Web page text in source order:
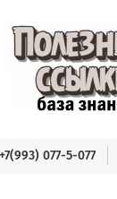
+7(993) 077-5-077